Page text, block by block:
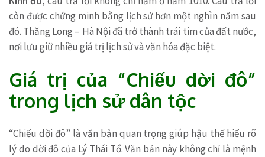
còn được chứng minh bằng lịch sử hơn một nghìn năm sau
đó. Thăng Long – Hà Nội đã trở thành trái tim của đất nước,
nơi lưu giữ nhiều giá trị lịch sử và văn hóa đặc biệt.
Giá trị của “Chiếu dời đô”
trong lịch sử dân tộc
“Chiếu dời đô” là văn bản quan trọng giúp hậu thế hiểu rõ
lý do dời đô của Lý Thái Tổ. Văn bản này không chỉ là mệnh